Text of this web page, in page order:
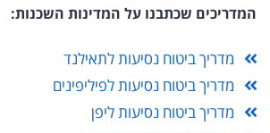
המדריכים שכתבנו על המדינות השכנות:
מדריך ביטוח נסיעות לתאילנד
מדריך ביטוח נסיעות לפיליפינים
מדריך ביטוח נסיעות ליפן